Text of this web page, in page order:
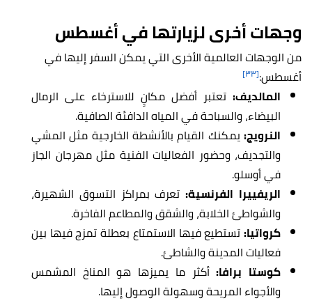
وجهات أخرى لزيارتها في أغسطس
من الوجهات العالمية الأخرى التي يمكن السفر إليها في
أغسطس:[٣٣]
المالديف: تعتبر أفضل مكانٍ للاسترخاء على الرمال
البيضاء، والسباحة في المياه الدافئة الصافية.
النرويج:يمكنك القيام بالأنشطة الخارجية مثل المشي
والتجديف، وحضور الفعاليات الفنية مثل مهرجان الجاز
في أوسلو.
الريفييرا الفرنسية:تعرف بمراكز التسوق الشهيرة،
والشواطئ الخلابة، والشقق والمطاعم الفاخرة.
كرواتيا:تستطيع فيها الاستمتاع بعطلة تمزج فيها بين
فعاليات المدينة والشاطئ.
كوستا برافا:أكثر ما يميزها هو المناخ المشمس
والأجواء المريحة وسهولة الوصول إليها.